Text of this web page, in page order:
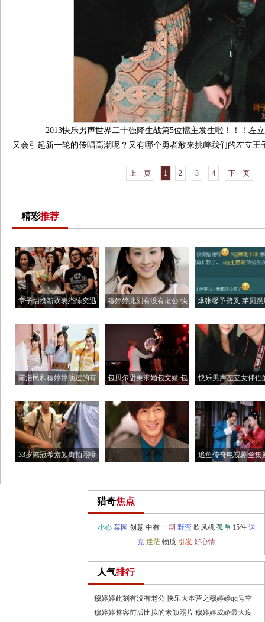
2013快乐男声世界二十强降生战第5位擂主发生啦！！！左
又会引起新一轮的传唱高潮呢？又有哪个勇者敢来挑衅我们的左立王
上一页 1 2 3 4 下一页
精彩推荐
章子怡携新欢表态陈奕迅
穆婷婷此刻有没有老公 快
爆张馨予劈叉 茅厕跟
陈浩民和穆婷婷演过的有
包贝尔甜美求婚包文婧 包
快乐男声左立女伴侣
33岁陈冠希素颜街拍照曝
胡歌被传成婚了微博爆粗
口 胡
追鱼传奇电视剧全集
猎奇焦点
小心 菜园 创意 中有 一期 野蛮 吹风机 孤单 15件 速
克 迷茫 物质 引发 好心情
人气排行
穆婷婷此刻有没有老公 快乐大本营之穆婷婷qq号空
穆婷婷整容前后比拟的素颜照片 穆婷婷成婚最大度